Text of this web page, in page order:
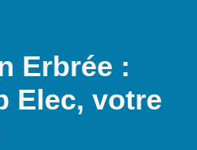
Erbrée :
Elec, votre